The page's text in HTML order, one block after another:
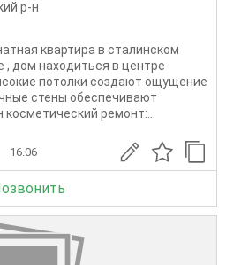
р-н
квартира в сталинском
, дом находиться в центре
потолки создают ощущение
стены обеспечивают
ремонт:...
16.06